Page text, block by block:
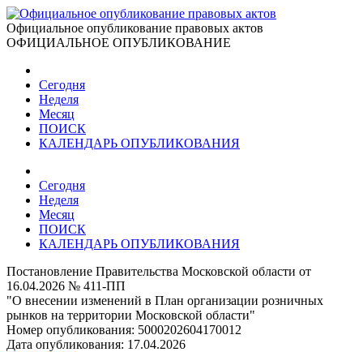
Официальное опубликование правовых актов
ОФИЦИАЛЬНОЕ ОПУБЛИКОВАНИЕ
Сегодня
Неделя
Месяц
ПОИСК
КАЛЕНДАРЬ ОПУБЛИКОВАНИЯ
Сегодня
Неделя
Месяц
ПОИСК
КАЛЕНДАРЬ ОПУБЛИКОВАНИЯ
Постановление Правительства Московской области от
16.04.2026 № 411-ПП
"О внесении изменений в План организации розничных
рынков на территории Московской области"
Номер опубликования: 5000202604170012
Дата опубликования: 17.04.2026